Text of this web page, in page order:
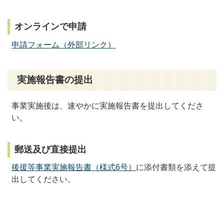
オンラインで申請
申請フォーム（外部リンク）
実施報告書の提出
事業実施後は、速やかに実施報告書を提出してくださ
い。
郵送及び直接提出
後援等事業実施報告書（様式6号） に添付書類を添えて提
出してください。